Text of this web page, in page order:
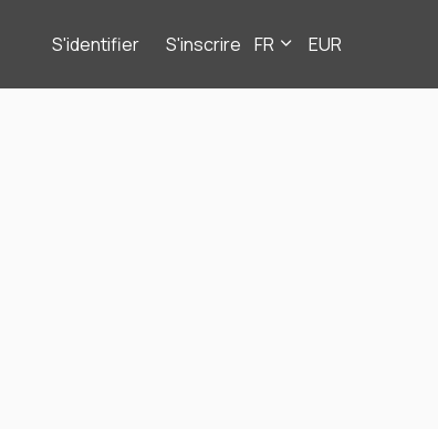
S'identifier S'inscrire FR EUR